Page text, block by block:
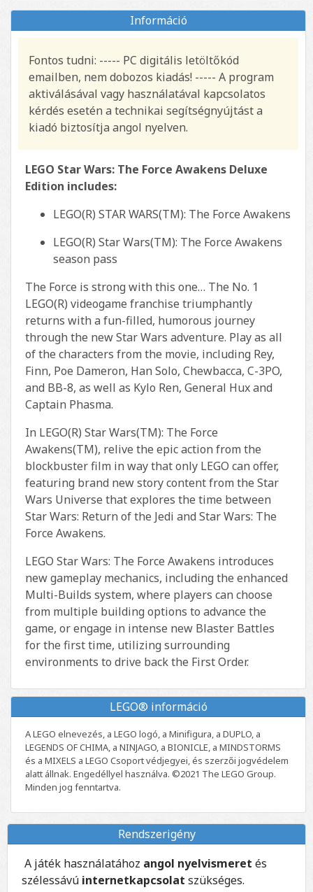
Információ
Fontos tudni: ----- PC digitális letöltőkód
emailben, nem dobozos kiadás! ----- A program
aktiválásával vagy használatával kapcsolatos
kérdés esetén a technikai segítségnyújtást a
kiadó biztosítja angol nyelven.
LEGO Star Wars: The Force Awakens Deluxe
Edition includes:
LEGO(R) STAR WARS(TM): The Force Awakens
LEGO(R) Star Wars(TM): The Force Awakens
season pass
The Force is strong with this one… The No. 1
LEGO(R) videogame franchise triumphantly
returns with a fun-filled, humorous journey
through the new Star Wars adventure. Play as all
of the characters from the movie, including Rey,
Finn, Poe Dameron, Han Solo, Chewbacca, C-3PO,
and BB-8, as well as Kylo Ren, General Hux and
Captain Phasma.
In LEGO(R) Star Wars(TM): The Force
Awakens(TM), relive the epic action from the
blockbuster film in way that only LEGO can offer,
featuring brand new story content from the Star
Wars Universe that explores the time between
Star Wars: Return of the Jedi and Star Wars: The
Force Awakens.
LEGO Star Wars: The Force Awakens introduces
new gameplay mechanics, including the enhanced
Multi-Builds system, where players can choose
from multiple building options to advance the
game, or engage in intense new Blaster Battles
for the first time, utilizing surrounding
environments to drive back the First Order.
LEGO® információ
A LEGO elnevezés, a LEGO logó, a Minifigura, a DUPLO, a
LEGENDS OF CHIMA, a NINJAGO, a BIONICLE, a MINDSTORMS
és a MIXELS a LEGO Csoport védjegyei, és szerzői jogvédelem
alatt állnak. Engedéllyel használva. ©2021 The LEGO Group.
Minden jog fenntartva.
Rendszerigény
A játék használatához angol nyelvismeret és
szélessávú internetkapcsolat szükséges.